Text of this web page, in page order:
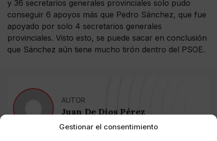
Gestionar el consentimiento
y 36 secretarios generales provinciales solo pudo
conseguir 6 apoyos más que Pedro Sánchez, que fue
apoyado por solo 4 secretarios generales
provinciales. Visto esto, se puede sacar en conclusión
que Sánchez aún tiene mucho tirón dentro del PSOE.
AUTOR
Juan De Dios Pérez